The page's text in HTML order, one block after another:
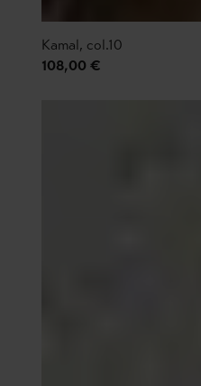
Kamal, col.10
108,00 €